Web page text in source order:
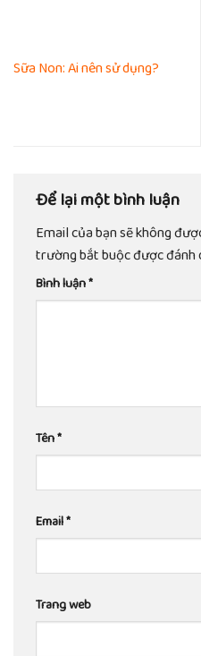
Sữa Non: Ai nên sử dụng?
Để lại một bình luận
Email của bạn sẽ không
trường bắt buộc được đánh
Bình luận*
Tên*
Email*
Trang web